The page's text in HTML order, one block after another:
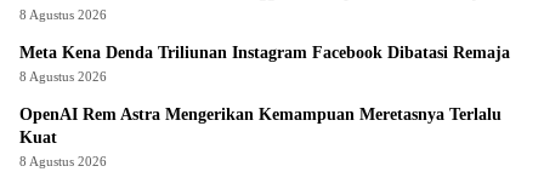
8 Agustus 2026
Meta Kena Denda Triliunan Instagram Facebook Dibatasi Remaja
8 Agustus 2026
OpenAI Rem Astra Mengerikan Kemampuan Meretasnya Terlalu
Kuat
8 Agustus 2026